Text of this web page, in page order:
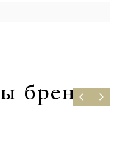
бренда